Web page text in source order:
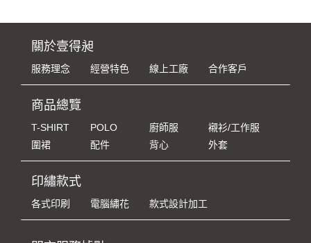
關於壹得昶
服務理念 經營特色 線上工廠 合作客戶
商品總覽
T-SHIRT POLO 廚師服
襯衫/工作服
圍裙
配件 背心 外套
印繡款式
各式印刷 電腦繡花 款式設計加工